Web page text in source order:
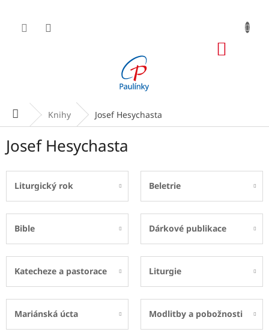
obsah
Domů Knihy Josef Hesychasta
Josef Hesychasta
Liturgický rok Beletrie
Bible Dárkové publikace
Katecheze a pastorace Liturgie
Mariánská úcta Modlitby a pobožnosti